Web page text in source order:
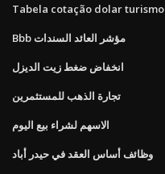
Tabela cotação dolar turismo
Bbb مؤشر العائد السندات
انخفاض ضغط زيت الديزل
تجارة الذهب للمستثمرين
الاسهم لشراء بيع اليوم
وظائف أساس العقد في حيدر أباد